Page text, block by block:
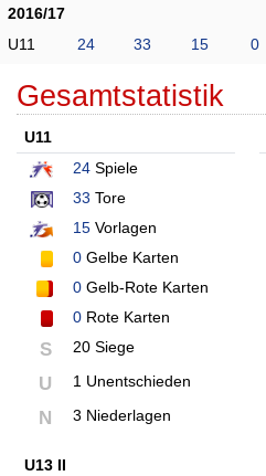
2016/17
U11
24 33 15 0
Gesamtstatistik
U11
24 Spiele
33 Tore
15 Vorlagen
0 Gelbe Karten
0 Gelb-Rote Karten
0 Rote Karten
S 20 Siege
U 1 Unentschieden
N 3 Niederlagen
U13 II